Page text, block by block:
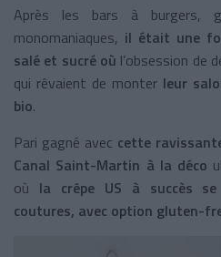
Après les bars à burgers,
monomaniaques, il était une
salé et sucré où l’obsession de
qui rêvaient de monter leur
bio.
Pari gagné avec cette
Canal Saint-Martin à la déco
où la crêpe US à succès
coutures, avec option gluten-